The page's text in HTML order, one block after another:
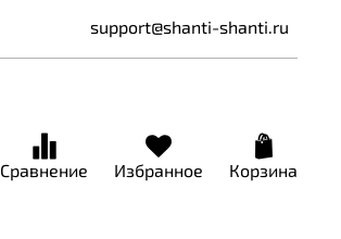
support@shanti-shanti.ru
Сравнение Избранное Корзина